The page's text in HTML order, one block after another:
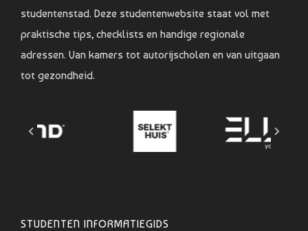
studentenstad. Deze studentenwebsite staat vol met
praktische tips, checklists en handige regionale
adressen. Van kamers tot autorijscholen en van uitgaan
tot gezondheid.
STUDENTEN INFORMATIEGIDS